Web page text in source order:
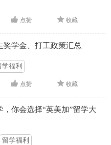
点赞 收藏
奖学金、打工政策汇总
学福利
点赞 收藏
，你会选择“英美加”留学大
留学福利